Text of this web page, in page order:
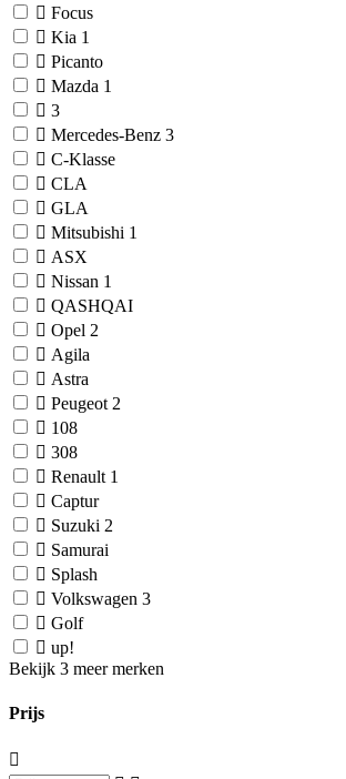
Focus
Kia 1
Picanto
Mazda 1
3
Mercedes-Benz 3
C-Klasse
CLA
GLA
Mitsubishi 1
ASX
Nissan 1
QASHQAI
Opel 2
Agila
Astra
Peugeot 2
108
308
Renault 1
Captur
Suzuki 2
Samurai
Splash
Volkswagen 3
Golf
up!
Bekijk 3 meer merken
Prijs